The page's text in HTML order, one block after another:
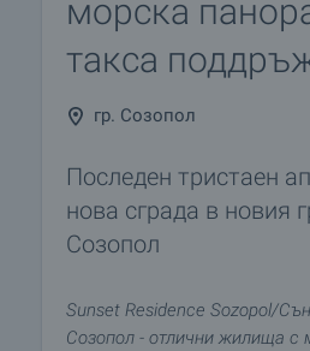
морска
такса
гр. Созопол
Последен тристаен
нова сграда в новия
Созопол
Sunset Residence Sozopol/
Созопол - отлични жилища с